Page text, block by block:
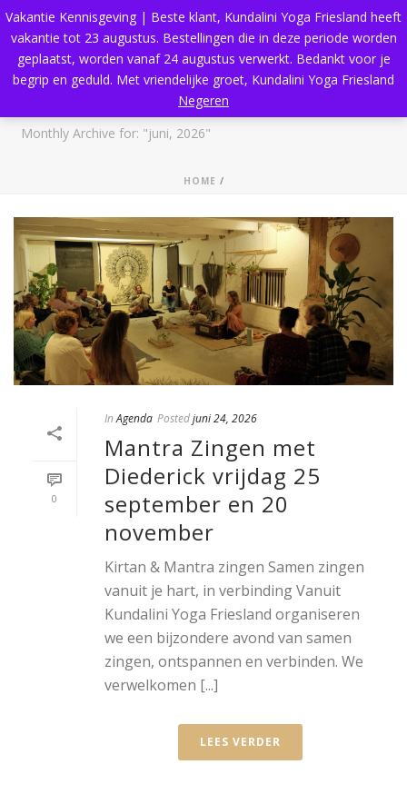
Monthly Archive for: "juni, 2026"
HOME /
0
In Agenda Postedjuni 24, 2026
Mantra Zingen met
Diederick vrijdag 25
september en 20
november
Kirtan & Mantra zingen Samen zingen
vanuit je hart, in verbinding Vanuit
Kundalini Yoga Friesland organiseren
we een bijzondere avond van samen
zingen, ontspannen en verbinden. We
verwelkomen [...]
LEES VERDER
Vakantie Kennisgeving | Beste klant, Kundalini Yoga Friesland heeft
vakantie tot 23 augustus. Bestellingen die in deze periode worden
geplaatst, worden vanaf 24 augustus verwerkt. Bedankt voor je
begrip en geduld. Met vriendelijke groet, Kundalini Yoga Friesland
Negeren